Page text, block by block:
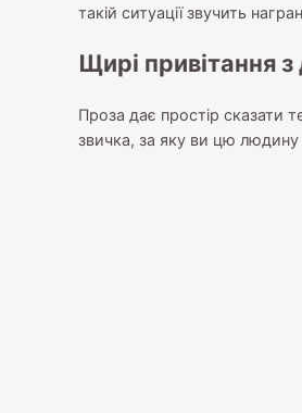
такій ситуації звучить
Щирі привітання
Проза дає простір сказати
звичка, за яку ви цю людину